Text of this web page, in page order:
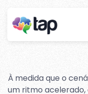
afiliados
Stay ahead with
À medida que o
um ritmo acelerado,